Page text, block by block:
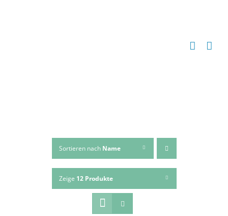
Sortieren nach Name
Zeige 12 Produkte